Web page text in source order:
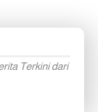
Terkini dari